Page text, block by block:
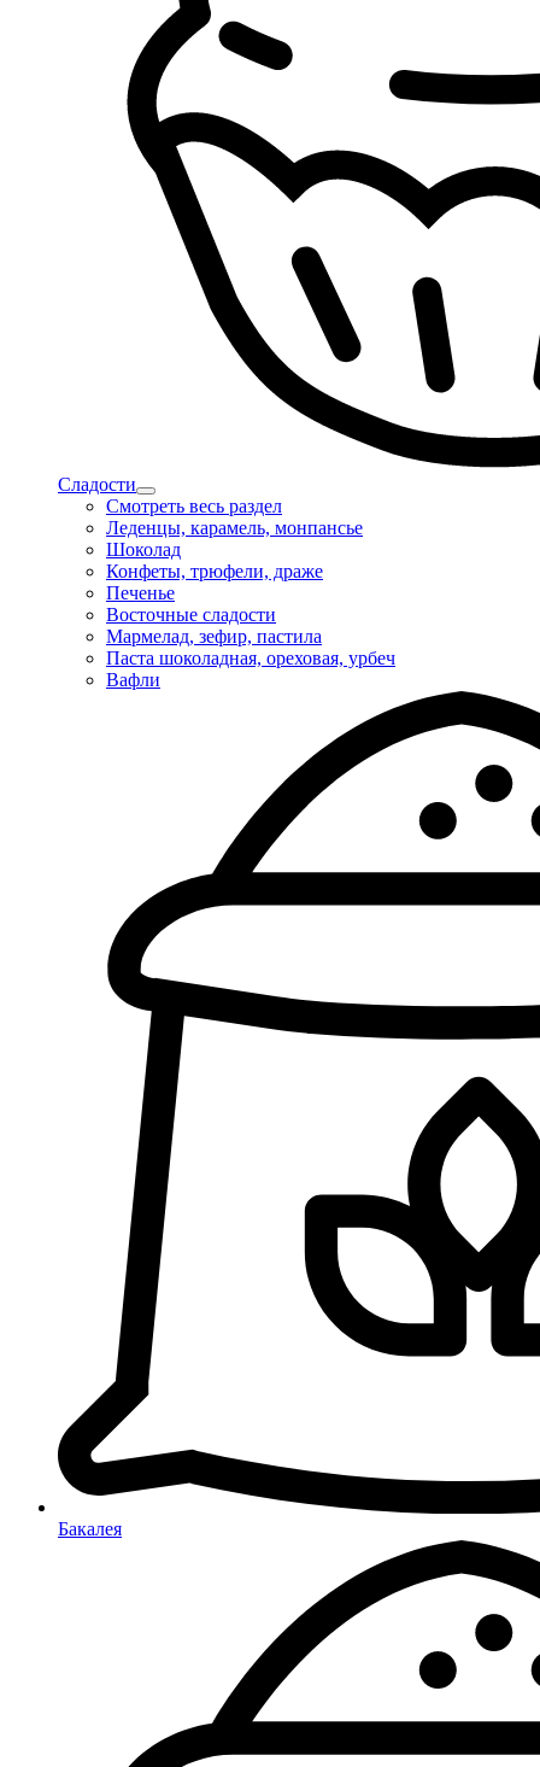
Сладости
Смотреть весь раздел
Леденцы, карамель, монпансье
Шоколад
Конфеты, трюфели, драже
Печенье
Восточные сладости
Мармелад, зефир, пастила
Паста шоколадная, ореховая, урбеч
Вафли
Бакалея